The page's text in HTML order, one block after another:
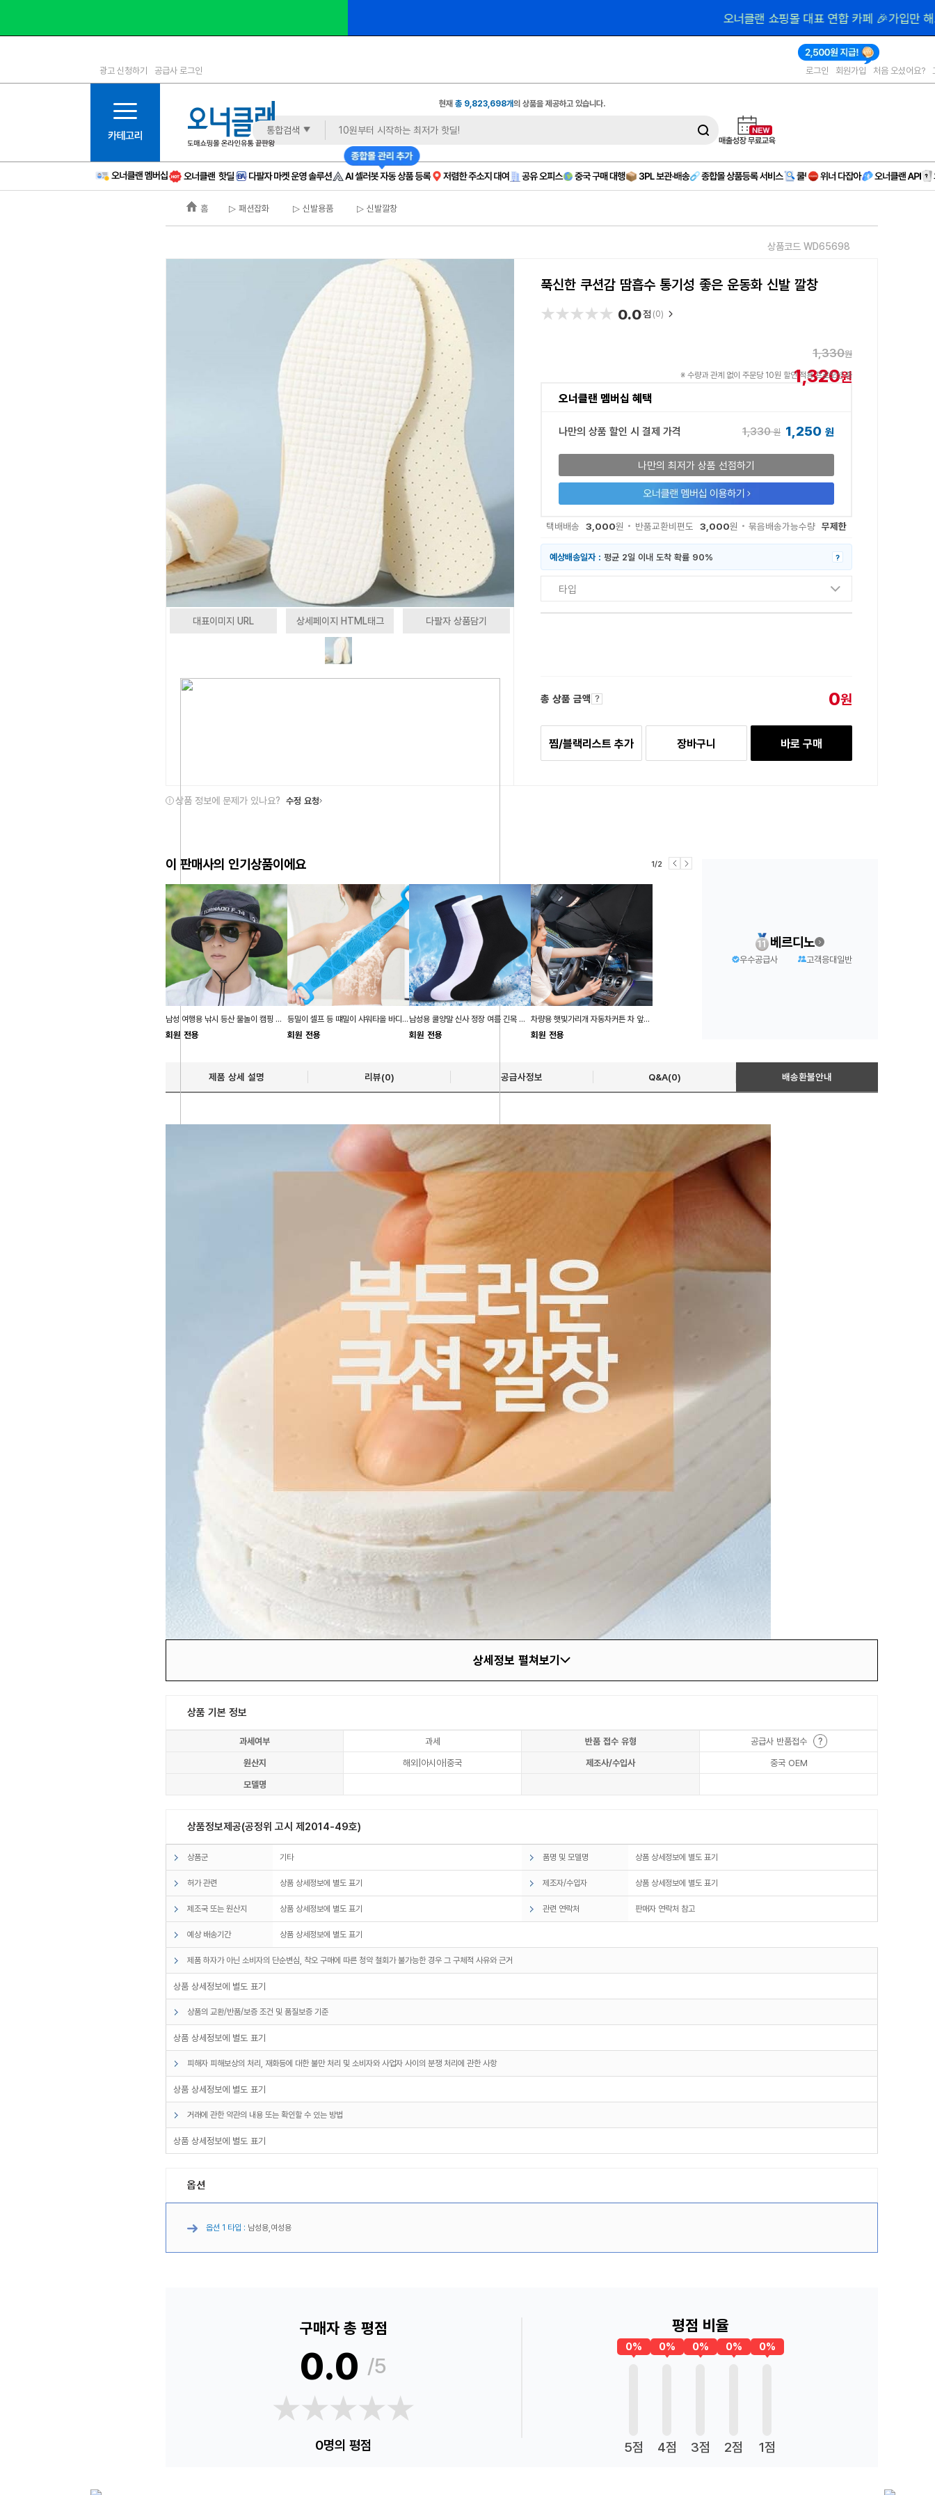
1등급
6등급
11등급
12등급
15등급
16등급
광고 신청하기 공급사 로그인 로그인 회원가입 처음 오셨어요?
현재총 9,823,698개의 상품을 제공하고 있습니다.
통합검색
홈 ▷ 패션잡화 ▷ 신발용품 ▷ 신발깔창
상품코드 WD65698
대표이미지 URL 상세페이지 HTML태그 다팔자 상품담기
푹신한 쿠션감 땀흡수 통기성 좋은 운동화 신발 깔창
★★★★★
★★★★★ 0.0점 (0)
1,330원
1,320원
※ 수량과 관계 없이 주문당 10원 할인 적용 프로모션 중
오너클랜 멤버십 혜택
나만의 상품 할인 시 결제 가격 1,330원 1,250 원
나만의 최저가 상품 선점하기
택배배송 3,000원 반품교환비편도 3,000원 묶음배송가능수량 무제한
예상배송일자 : 평균 2일 이내 도착 확률 90% ?
타입
총 상품 금액 0원
찜/블랙리스트 추가 장바구니 바로 구매
상품 정보에 문제가 있나요? 수정 요청
이 판매사의 인기상품이에요 1/2
남성 여행용 낚시 등산 물놀이 캠핑 버킷햇 모자
회원 전용
등밀이 셀프 등 떄밀이 샤워타올 바디브러쉬 실리콘형
회원 전용
남성용 쿨양말 신사 정장 여름 긴목 발목 무지 양말
회원 전용
차량용 햇빛가리개 자동차커튼 차 앞유리 가림막
회원 전용
베르디노
우수공급사 고객응대일반
제품 상세 설명 리뷰(0) 공급사정보 Q&A(0) 배송환불안내
상세정보 펼쳐보기
상품 기본 정보
과세여부 과세 반품 접수 유형
공급사 반품접수
원산지
해외|아시아|중국 제조사/수입사
중국 OEM
모델명
상품정보제공(공정위 고시 제2014-49호)
상품군 기타 품명 및 모델명 상품 상세정보에 별도 표기
허가 관련 상품 상세정보에 별도 표기 제조자/수입자 상품 상세정보에 별도 표기
제조국 또는 원산지 상품 상세정보에 별도 표기 관련 연락처 판매자 연락처 참고
예상 배송기간 상품 상세정보에 별도 표기
제품 하자가 아닌 소비자의 단순변심, 착오 구매에 따른 청약 철회가 불가능한 경우 그 구체적 사유와 근거
상품 상세정보에 별도 표기
상품의 교환/반품/보증 조건 및 품질보증 기준
상품 상세정보에 별도 표기
피해자 피해보상의 처리, 재화등에 대한 불만 처리 및 소비자와 사업자 사이의 분쟁 처리에 관한 사항
상품 상세정보에 별도 표기
거래에 관한 약관의 내용 또는 확인할 수 있는 방법
상품 상세정보에 별도 표기
옵션
옵션 1 타입 : 남성용,여성용
구매자 총 평점
0.0 /5
★★★★★
★★★★★
0명의 평점
평점 비율
0%
5점
0%
4점
0%
3점
0%
2점
0%
1점